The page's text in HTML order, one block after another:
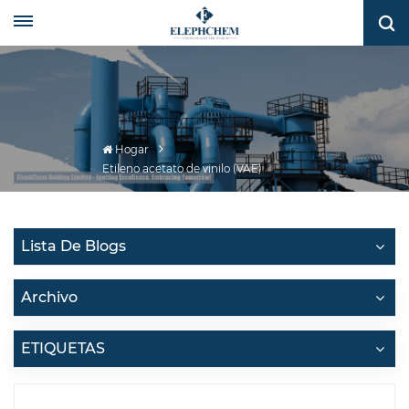
Hogar
Etileno acetato de vinilo (VAE)
Lista De Blogs
Archivo
ETIQUETAS